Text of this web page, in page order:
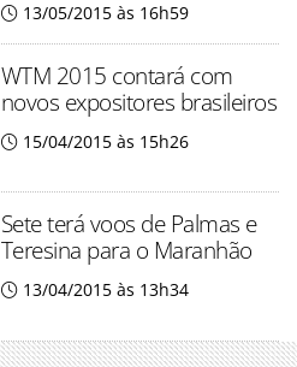
13/05/2015 às 16h59
WTM 2015 contará com
novos expositores brasileiros
15/04/2015 às 15h26
Sete terá voos de Palmas e
Teresina para o Maranhão
13/04/2015 às 13h34